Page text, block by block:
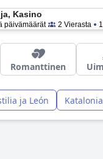
Kasino
päivämäärät 2 Vierasta
Romanttinen
ja León Katalonia